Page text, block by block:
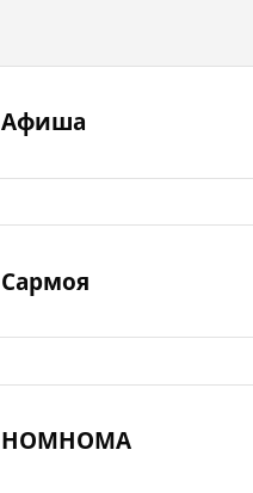
Афиша
Сармоя
НОМНОМА